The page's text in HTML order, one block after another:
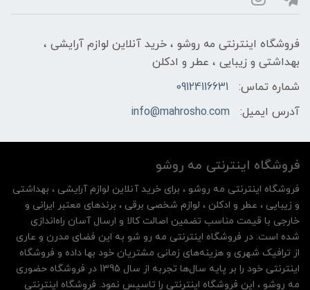
فروشگاه اینترنتی مه‌ رو‌شو ، خرید آنلاین لوازم آرایشی ،
بهداشتی و زیبایی ، عطر و ادکلن
شماره تماس:
09124116631
آدرس ایمیل:
info@mahrosho.com
فروشگاه اینترنتی مه‌ رو‌شو
فروشگاه اینترنتی مه‌ رو‌شو ، برای خرید آنلاین لوازم آرایشی ، بهداشتی
و زیبایی ، عطر و ادکلن ، لوازم شخصی برقی ، برندهای معتبر ایرانی و
خارجی با قیمت مناسب تضمین اصالت کالا و ارسال آسان راه‌اندازی
شده است. در فروشگاه اینترنتی مه رو شو به این فضای مدرن و عاری
از ترافیک شهری و هزینه‌های زمانی مشتریان خود بها داده و فروشگاه
اینترنتی خود را بر پایه سال‌ها تجربه از سال 1395 در فروشگاه حضوری
مه روشو ، این فروشگاه اینترنتی را تاسیس نمود. فروشگاه اینترنتی